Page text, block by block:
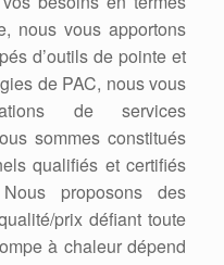
nous vous apportons
d’outils de pointe et
de PAC, nous vous
de services
sommes constitués
qualifiés et certifiés
proposons des
prix défiant toute
à chaleur dépend